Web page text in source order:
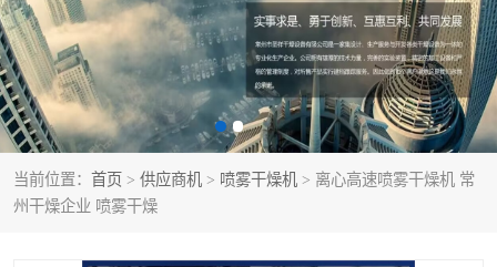
当前位置： 首页 > 供应商机 > 喷雾干燥机 > 离心高速喷雾干燥机 常
州干燥企业 喷雾干燥
单锥真空干燥机 双锥真空干燥机
气流干燥机 滚筒刮板干燥机
干燥机 闪蒸干燥机
桨叶干燥机 高速混合机